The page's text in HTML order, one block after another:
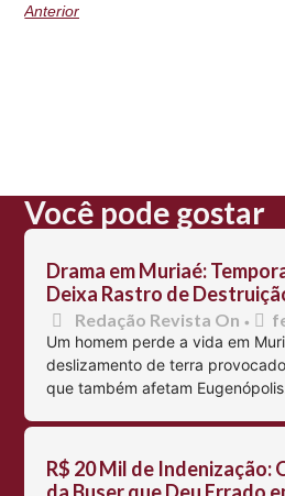
Anterior
Você pode gostar
Drama em Muriaé:
Deixa Rastro de
Redação Revista On •
Um homem perde a vida em
deslizamento de terra
que também afetam
R$ 20 Mil de Indenização: